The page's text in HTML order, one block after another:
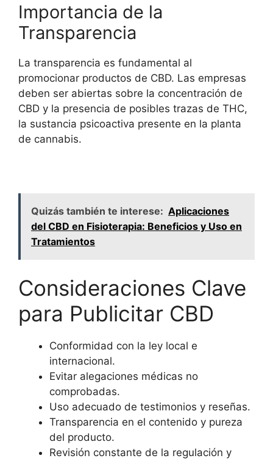
Importancia de la
Transparencia
La transparencia es fundamental al
promocionar productos de CBD. Las empresas
deben ser abiertas sobre la concentración de
CBD y la presencia de posibles trazas de THC,
la sustancia psicoactiva presente en la planta
de cannabis.
Quizás también te interese: Aplicaciones
del CBD en Fisioterapia: Beneficios y Uso en
Tratamientos
Consideraciones Clave
para Publicitar CBD
Conformidad con la ley local e
internacional.
Evitar alegaciones médicas no
comprobadas.
Uso adecuado de testimonios y reseñas.
Transparencia en el contenido y pureza
del producto.
Revisión constante de la regulación y